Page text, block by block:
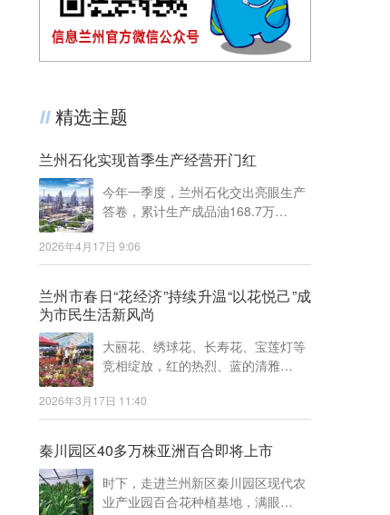
精选主题
兰州石化实现首季生产经营开门红
今年一季度，兰州石化交出亮眼生产
答卷，累计生产成品油168.7万…
2026年4月17日 9:06
兰州市春日“花经济”持续升温“以花悦己”成
为市民生活新风尚
大丽花、绣球花、长寿花、宝莲灯等
竞相绽放，红的热烈、蓝的清雅…
2026年3月17日 11:40
秦川园区40多万株亚洲百合即将上市
时下，走进兰州新区秦川园区现代农
业产业园百合花种植基地，满眼…